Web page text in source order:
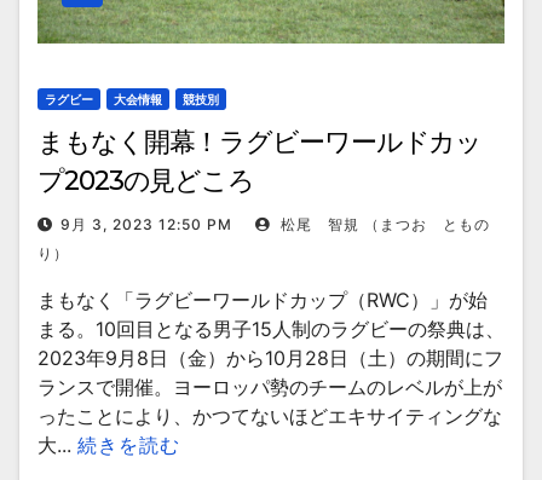
ラグビー 大会情報 競技別
まもなく開幕！ラグビーワールドカッ
プ2023の見どころ
9月 3, 2023 12:50 PM
松尾 智規 （まつお ともの
り）
まもなく「ラグビーワールドカップ（RWC）」が始
まる。10回目となる男子15人制のラグビーの祭典は、
2023年9月8日（金）から10月28日（土）の期間にフ
ランスで開催。ヨーロッパ勢のチームのレベルが上が
ったことにより、かつてないほどエキサイティングな
大... 続きを読む